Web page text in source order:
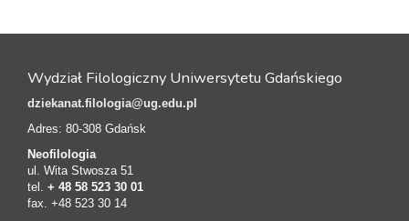
Wydział Filologiczny Uniwersytetu Gdańskiego
dziekanat.filologia@ug.edu.pl
Adres: 80-308 Gdańsk
Neofilologia
ul. Wita Stwosza 51
tel. + 48 58 523 30 01
fax. +48 523 30 14